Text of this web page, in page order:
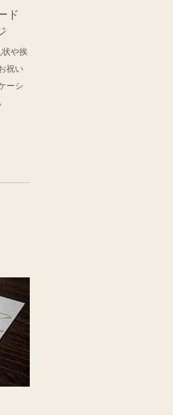
ド
状や挨
祝い
ーシ